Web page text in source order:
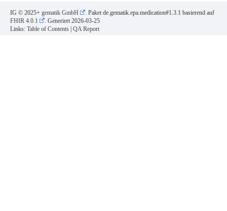
IG © 2025+ gematik GmbH
. Paket de.gematik.epa.medication#1.3.1 basierend auf
FHIR 4.0.1
. Generiert2026-03-25
Links: Table of Contents QA Report